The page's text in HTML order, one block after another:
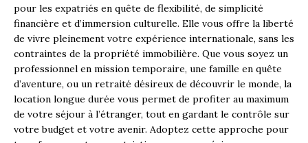
pour les expatriés en quête de flexibilité, de simplicité
financière et d’immersion culturelle. Elle vous offre la liberté
de vivre pleinement votre expérience internationale, sans les
contraintes de la propriété immobilière. Que vous soyez un
professionnel en mission temporaire, une famille en quête
d’aventure, ou un retraité désireux de découvrir le monde, la
location longue durée vous permet de profiter au maximum
de votre séjour à l’étranger, tout en gardant le contrôle sur
votre budget et votre avenir. Adoptez cette approche pour